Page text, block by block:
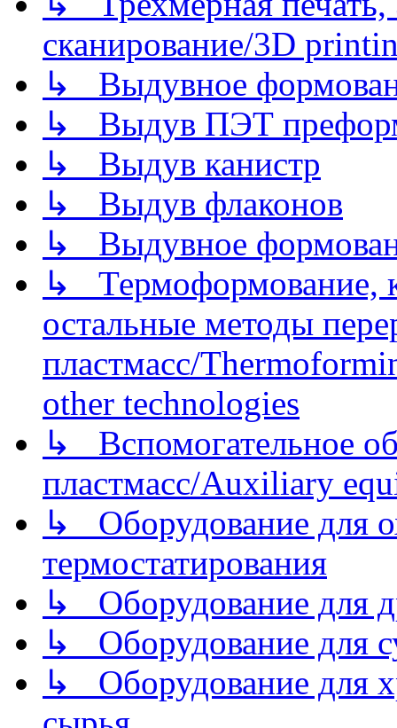
сканирование/3D
↳ Выдувное
↳ Выдув ПЭТ
↳ Выдув канистр
↳ Выдув флаконов
↳ Выдувное
↳ Термоформование,
остальные методы
пластмасс/
other technologies
↳ Вспомогательное
пластмасс/Auxiliary
↳ Оборудование для
термостатирования
↳ Оборудование для
↳ Оборудование для
↳ Оборудование для